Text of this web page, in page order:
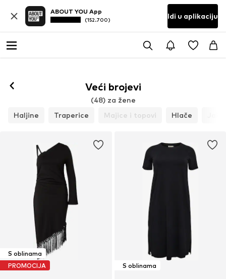
ABOUT YOU App
(152.700) Idi u aplikaciju
Veći brojevi
(48) za žene
Haljine
Traperice Majice i topovi Hlače
S oblinama
PROMOCIJA
S oblinama